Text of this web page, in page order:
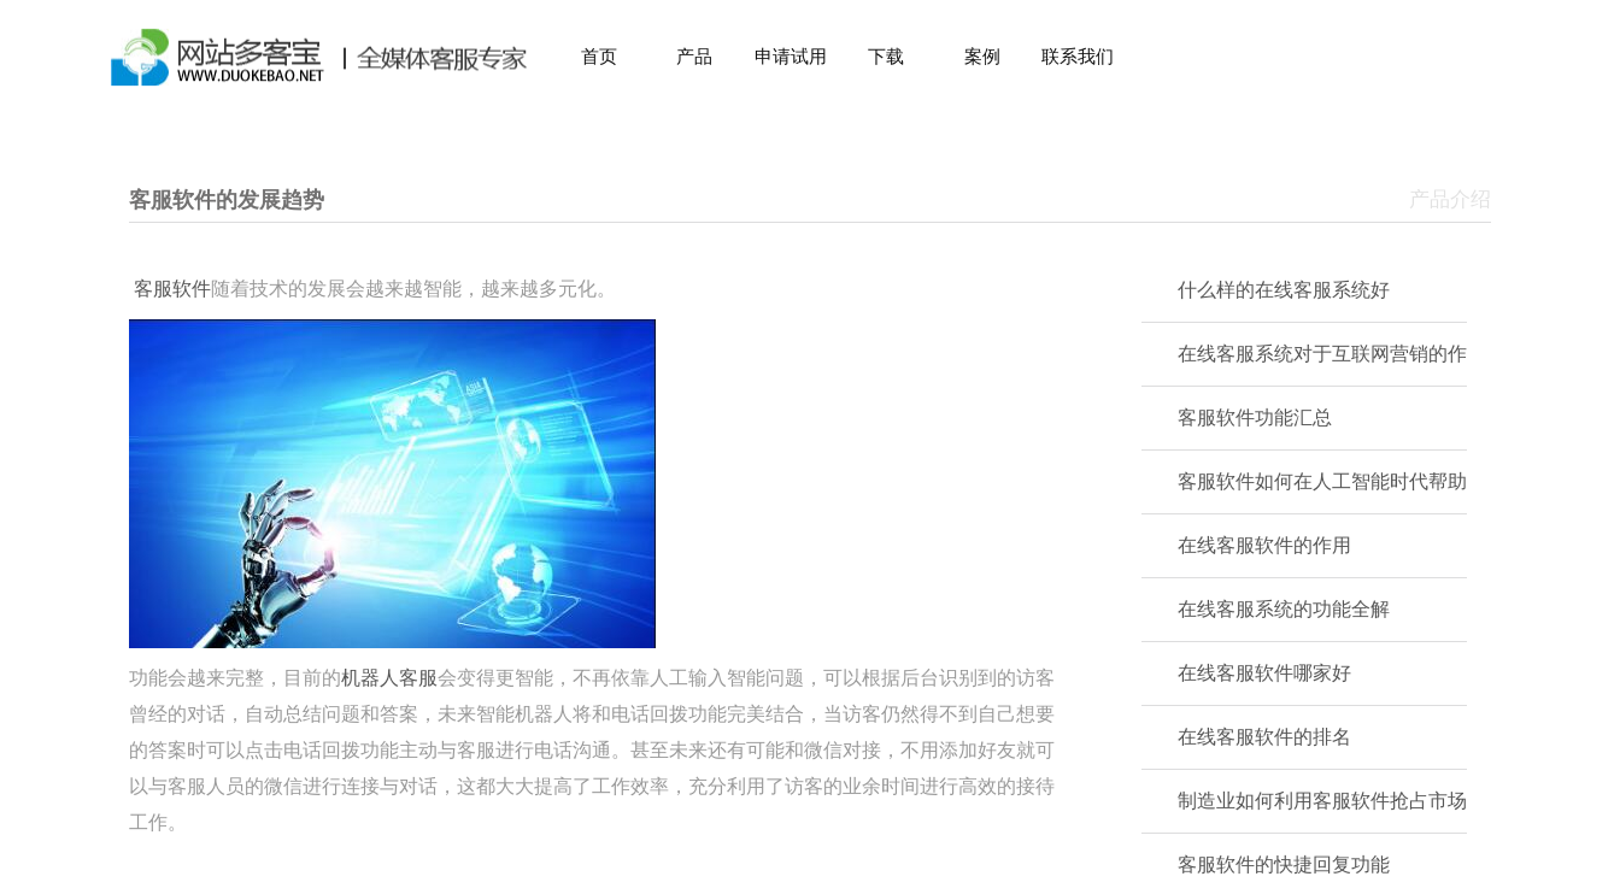
首页 产品 申请试用 下载 案例 联系我们
产品介绍
客服软件的发展趋势
客服软件随着技术的发展会越来越智能，越来越多元化。
功能会越来完整，目前的机器人客服会变得更智能，不再依靠人工输入智能问题，可以根据后台识别到的访客
曾经的对话，自动总结问题和答案，未来智能机器人将和电话回拨功能完美结合，当访客仍然得不到自己想要
的答案时可以点击电话回拨功能主动与客服进行电话沟通。甚至未来还有可能和微信对接，不用添加好友就可
以与客服人员的微信进行连接与对话，这都大大提高了工作效率，充分利用了访客的业余时间进行高效的接待
工作。
什么样的在线客服系统好
在线客服系统对于互联网营销的作
客服软件功能汇总
客服软件如何在人工智能时代帮助
在线客服软件的作用
在线客服系统的功能全解
在线客服软件哪家好
在线客服软件的排名
制造业如何利用客服软件抢占市场
客服软件的快捷回复功能